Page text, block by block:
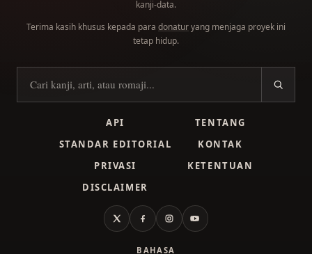
kanji-data.
Terima kasih khusus kepada para donaturyang menjaga proyek ini
tetap hidup.
Cari kanji
API
TENTANG
STANDAR EDITORIAL
KONTAK
PRIVASI
KETENTUAN
DISCLAIMER
X FacebookInstagramYouTube
BAHASA